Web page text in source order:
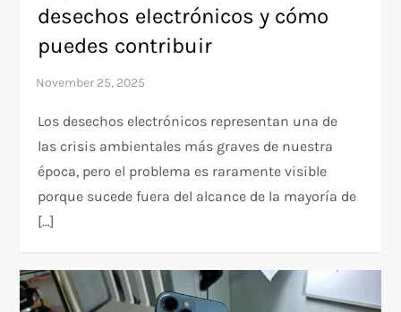
desechos electrónicos y cómo
puedes contribuir
Los desechos electrónicos representan una de
las crisis ambientales más graves de nuestra
época, pero el problema es raramente visible
porque sucede fuera del alcance de la mayoría de
[…]